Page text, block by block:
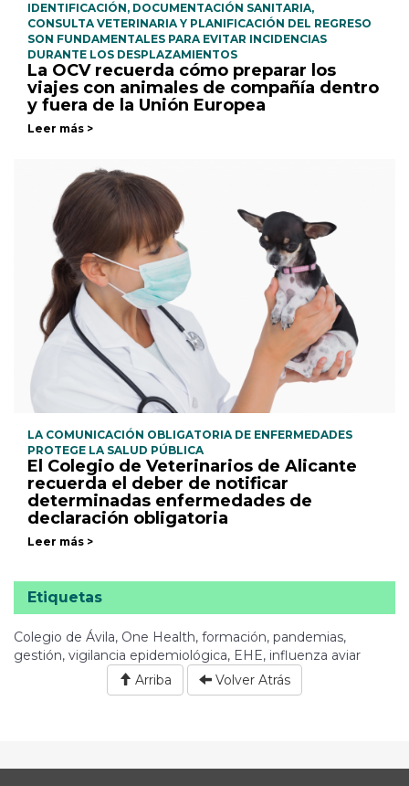
IDENTIFICACIÓN, DOCUMENTACIÓN SANITARIA,
CONSULTA VETERINARIA Y PLANIFICACIÓN DEL REGRESO
SON FUNDAMENTALES PARA EVITAR INCIDENCIAS
DURANTE LOS DESPLAZAMIENTOS
La OCV recuerda cómo preparar los
viajes con animales de compañía dentro
y fuera de la Unión Europea
Leer más >
LA COMUNICACIÓN OBLIGATORIA DE ENFERMEDADES
PROTEGE LA SALUD PÚBLICA
El Colegio de Veterinarios de Alicante
recuerda el deber de notificar
determinadas enfermedades de
declaración obligatoria
Leer más >
Etiquetas
Colegio de Ávila, One Health, formación, pandemias,
gestión, vigilancia epidemiológica, EHE, influenza aviar
Arriba
Volver Atrás